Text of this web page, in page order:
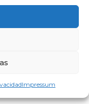
Impressum
cierra su
sobre